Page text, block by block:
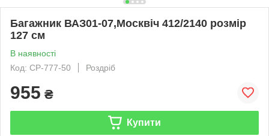
Багажник ВАЗ01-07,Москвіч 412/2140 розмір
127 см
В наявності
Код: CP-777-50
Роздріб
955 ₴
Купити